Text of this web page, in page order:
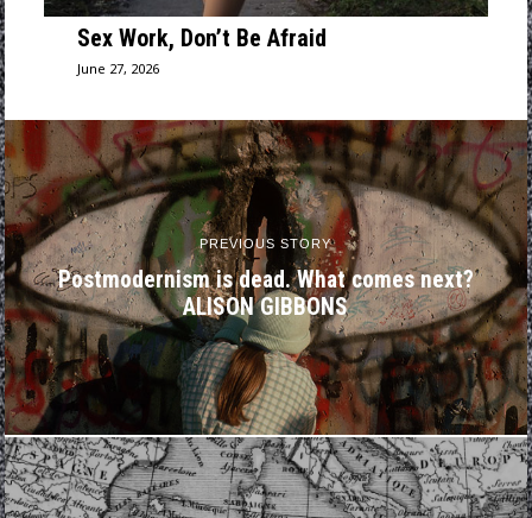
Sex Work, Don’t Be Afraid
June 27, 2026
PREVIOUS STORY
Postmodernism is dead. What comes next?
ALISON GIBBONS